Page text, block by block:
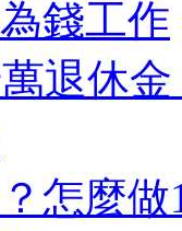
錢工作
退休
怎麼